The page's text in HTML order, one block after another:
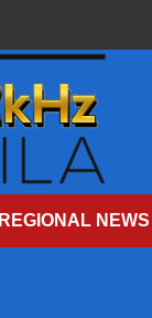
REGIONAL NEWS